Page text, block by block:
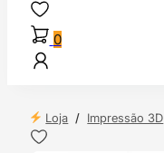
0
Loja / Impressão 3D